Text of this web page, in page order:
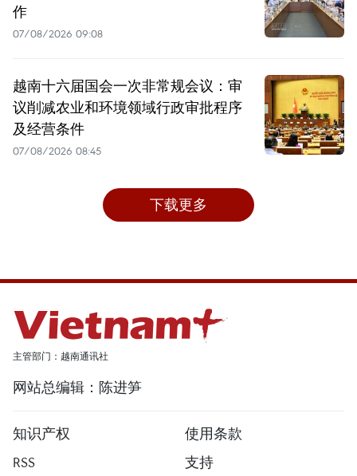
作
07/08/2026 09:08
越南十六届国会一次非常规会议：审
议削减农业和环境领域行政审批程序
及经营条件
07/08/2026 08:45
下载更多
主管部门：越南通讯社
网站总编辑：陈进笋
知识产权
使用条款
RSS
支持